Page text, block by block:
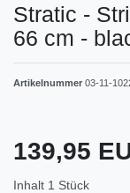
Stratic -
66 cm -
Artikelnummer 03-11-
139,95
Inhalt 1 Stück